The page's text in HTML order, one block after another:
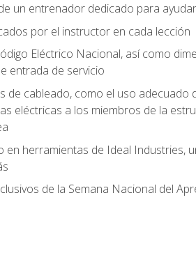
un entrenador dedicado para
por el instructor en cada lección
Eléctrico Nacional, así como
entrada de servicio
de cableado, como el uso
eléctricas a los miembros de la
en herramientas de Ideal
de la Semana Nacional del